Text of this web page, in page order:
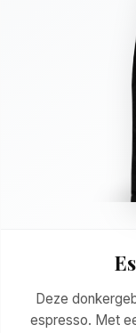
Deze
espresso. Met